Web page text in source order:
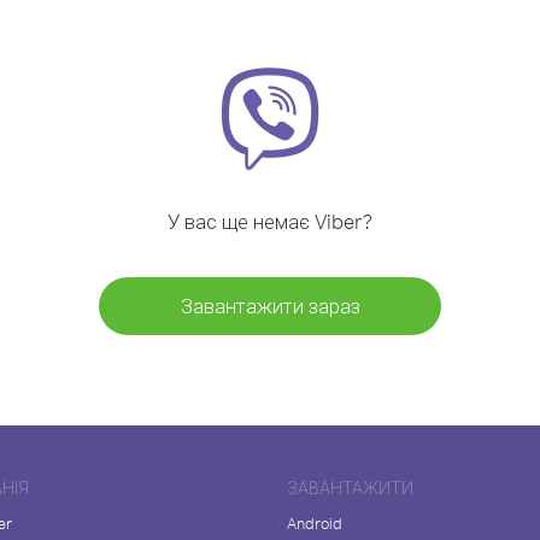
У вас ще немає Viber?
Завантажити зараз
ЗАВАНТАЖИТИ
Android